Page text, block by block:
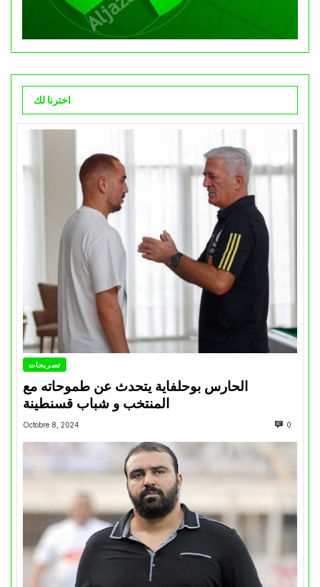
اخترنا لك
تصريحات
الحارس بوحلفاية يتحدث عن طموحاته مع
المنتخب و شباب قسنطينة
Octobre 8, 2024 0